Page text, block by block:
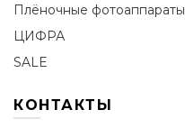
Плёночные фотоаппараты
ЦИФРА
SALE
КОНТАКТЫ